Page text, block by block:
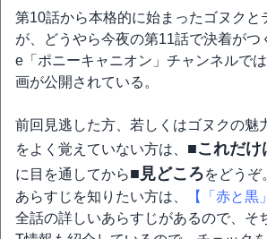
第10話から本格的に始まったゴヌクと
が、どうやら今夜の第11話で決着が
e「ポニーキャニオン」チャンネルで
画が公開されている。
前回見逃した方、若しくはゴヌクの魅
をよく覚えていない方は、 ■これだけ
に目を通してから■見どころをどうぞ
あらすじを知りたい方は、
【「赤と黒
全話の詳しいあらすじがあるので、そ